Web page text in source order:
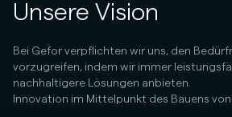
Unsere Vision
Bei Gefor verpflichten wir uns, den
vorzugreifen, indem wir immer
nachhaltigere Lösungen anbieten.
Innovation im Mittelpunkt des Bauens